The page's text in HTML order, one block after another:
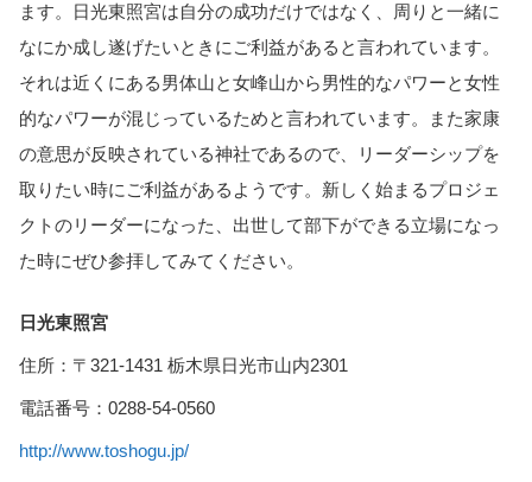
ます。日光東照宮は自分の成功だけではなく、周りと一緒に
なにか成し遂げたいときにご利益があると言われています。
それは近くにある男体山と女峰山から男性的なパワーと女性
的なパワーが混じっているためと言われています。また家康
の意思が反映されている神社であるので、リーダーシップを
取りたい時にご利益があるようです。新しく始まるプロジェ
クトのリーダーになった、出世して部下ができる立場になっ
た時にぜひ参拝してみてください。
日光東照宮
住所：〒321-1431 栃木県日光市山内2301
電話番号：0288-54-0560
http://www.toshogu.jp/